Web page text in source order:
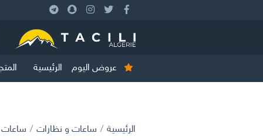
عروض اليوم الرئيسية
الرئيسية / ساعات و نظارات / ساعات